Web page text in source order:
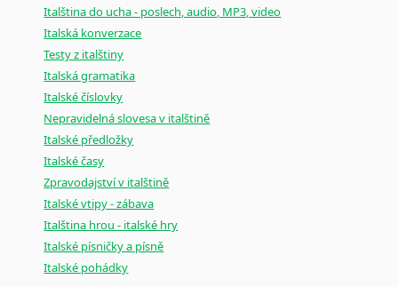
Italština do ucha - poslech, audio, MP3, video
Italská konverzace
Testy z italštiny
Italská gramatika
Italské číslovky
Nepravidelná slovesa v italštině
Italské předložky
Italské časy
Zpravodajství v italštině
Italské vtipy - zábava
Italština hrou - italské hry
Italské písničky a písně
Italské pohádky